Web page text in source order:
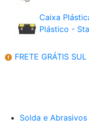
Caixa
Plástico -
FRETE GRÁTIS SUL
Solda e Abrasivos